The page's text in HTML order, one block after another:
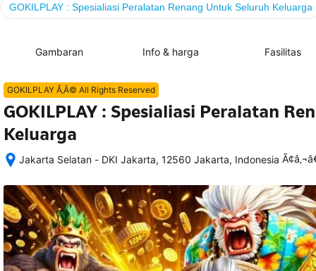
GOKILPLAY : Spesialiasi Peralatan Renang Untuk Seluruh Keluarga
Gambaran Info & harga Fasilitas
GOKILPLAY Ã‚Â© All Rights Reserved
GOKILPLAY : Spesialiasi Peralatan
Keluarga
Jakarta Selatan - DKI Jakarta, 12560 Jakarta, Indonesia
memesan,
semua
rincian
akomodasi
termasuk
nomor